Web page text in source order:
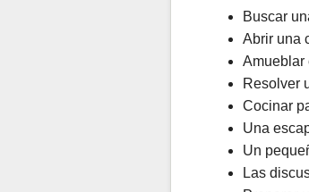
Buscar
Abrir una
Amueblar
Resolver
Cocinar
Una
Un
Las